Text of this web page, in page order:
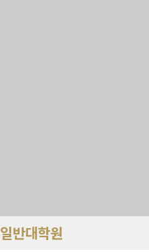
일반대학원